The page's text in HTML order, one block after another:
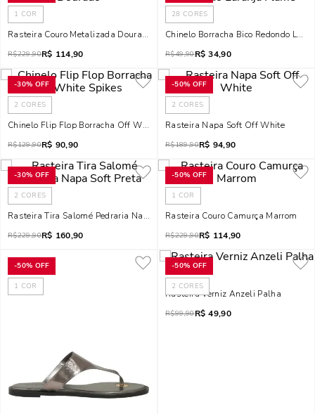
1 COR
Rasteira Couro Metalizada Dourado
R$229,90R$ 114,90
28 CORES
Chinelo Borracha Bico Redondo
R$49,90R$ 34,90
-30% OFF
2 CORES
Chinelo Flip Flop Borracha Off White Spikes
R$129,90R$ 90,90
-50% OFF
2 CORES
Rasteira Napa Soft Off White
R$189,90R$ 94,90
-30% OFF
2 CORES
Rasteira Tira Salomé Pedraria Napa Soft Preta
R$229,90R$ 160,90
-50% OFF
1 COR
Rasteira Couro Camurça Marrom
R$229,90R$ 114,90
-50% OFF
1 COR
-50% OFF
2 CORES
Rasteira Verniz Anzeli Palha
R$99,90R$ 49,90